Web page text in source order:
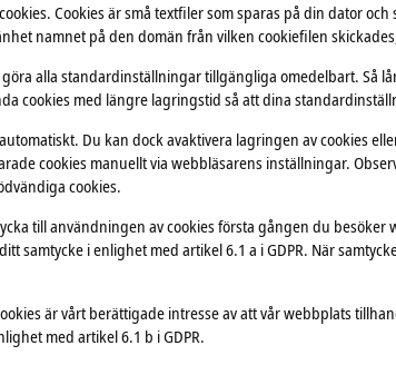
Cookies är små textfiler som sparas på din dator
namnet på den domän från vilken cookiefilen
alla standardinställningar tillgängliga omedelbart. Så
cookies med längre lagringstid så att dina
Du kan dock avaktivera lagringen av cookies
cookies manuellt via webbläsarens inställningar.
cookies.
till användningen av cookies första gången du
samtycke i enlighet med artikel 6.1 a i GDPR. När
är vårt berättigade intresse av att vår webbplats
med artikel 6.1 b i GDPR.